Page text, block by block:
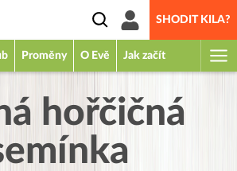
SHODIT KILA?
Proměny O Evě Jak začít
hořčičná